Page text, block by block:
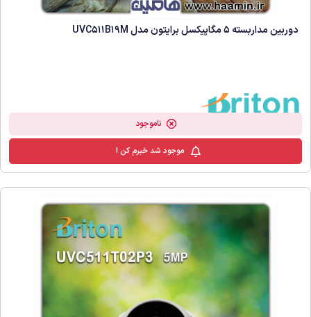
دوربین مداربسته 5 مگاپیکسل برایتون مدل UVC511B19M
ناموجود
موجود شد خبرم کن !